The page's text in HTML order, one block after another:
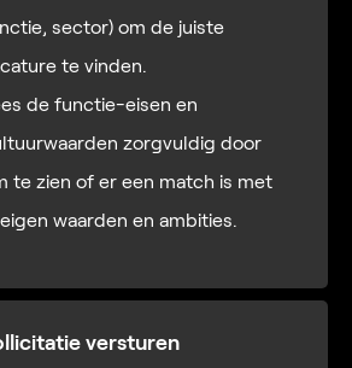
sector) om de juiste
te vinden.
de functie-eisen en
zorgvuldig door
te zien of er een match is met
waarden en ambities.
versturen